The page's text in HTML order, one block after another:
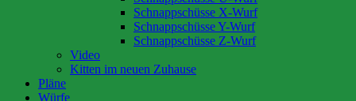
Schnappschüsse X-Wurf
Schnappschüsse Y-Wurf
Schnappschüsse Z-Wurf
Video
Kitten im neuen Zuhause
Pläne
Würfe